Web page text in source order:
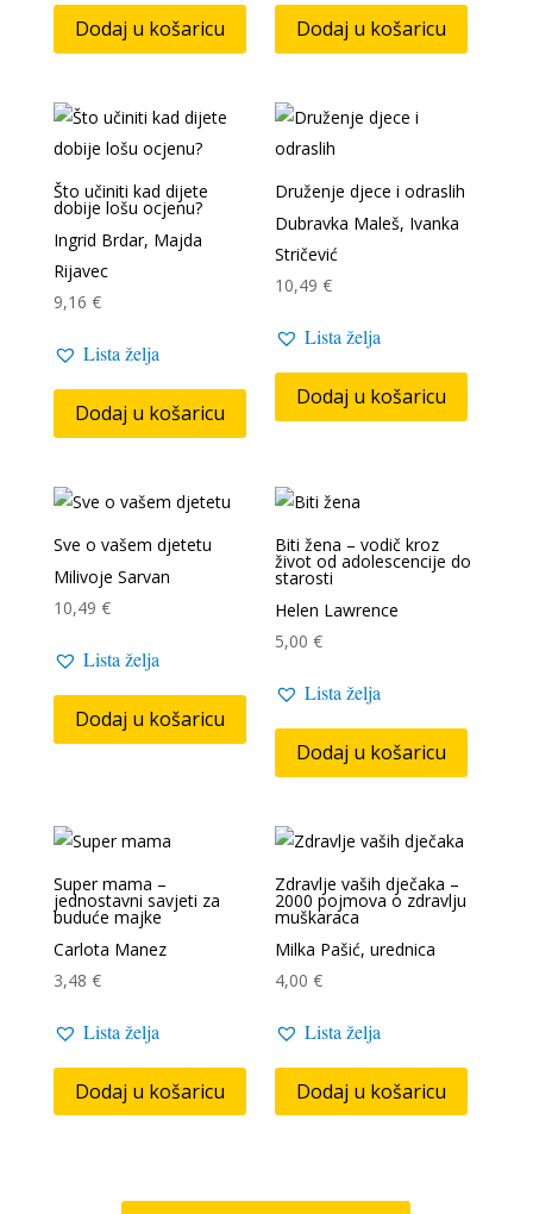
Dodaj u košaricu Dodaj u košaricu
Što učiniti kad dijete
dobije lošu ocjenu?
Ingrid Brdar, Majda
Rijavec
9,16 €
Lista želja
Dodaj u košaricu
Druženje djece i odraslih
Dubravka Maleš, Ivanka
Stričević
10,49€
Lista želja
Dodaj u košaricu
Sve o vašem djetetu
Milivoje Sarvan
10,49 €
Lista želja
Dodaj u košaricu
Biti žena – vodič kroz
život od adolescencije do
starosti
Helen Lawrence
5,00€
Lista želja
Dodaj u košaricu
Super mama –
jednostavni savjeti za
buduće majke
Carlota Manez
3,48 €
Lista želja
Dodaj u košaricu
Zdravlje vaših dječaka –
2000 pojmova o zdravlju
muškaraca
Milka Pašić, urednica
4,00€
Lista želja
Dodaj u košaricu